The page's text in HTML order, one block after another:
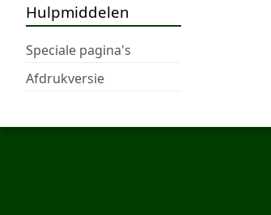
Hulpmiddelen
Speciale pagina's
Afdrukversie